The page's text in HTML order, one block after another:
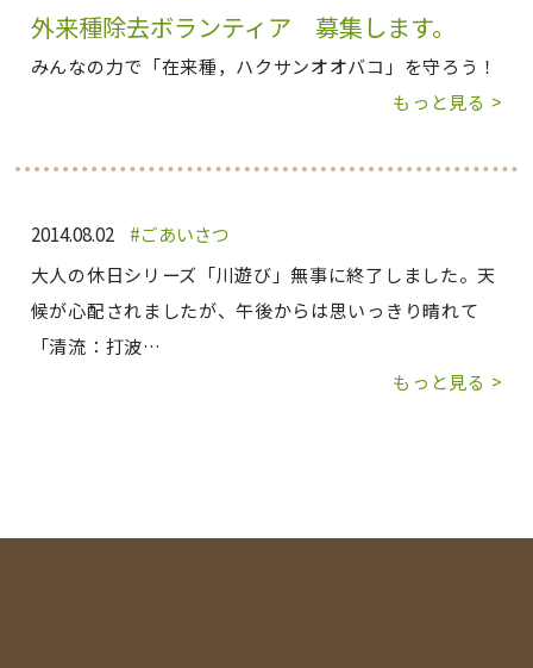
外来種除去ボランティア 募集します。
みんなの力で「在来種，ハクサンオオバコ」を守ろう！
もっと見る >
2014.08.02
ごあいさつ
大人の休日シリーズ「川遊び」無事に終了しました。天
候が心配されましたが、午後からは思いっきり晴れて
「清流：打波…
もっと見る >